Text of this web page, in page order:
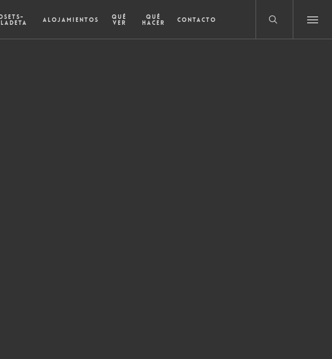
Alojamientos Qué
ver
Qué
hacer Contacto Menu